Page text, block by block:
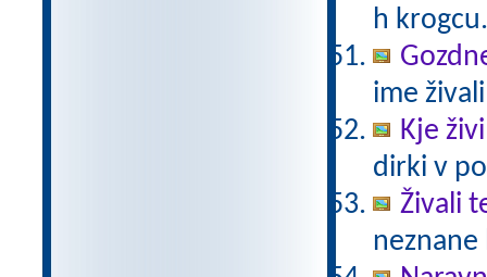
h krogcu.
ime
Kje
dirki v
Živali
neznane